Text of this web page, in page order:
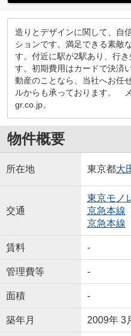
造りとデザインに関して、自
ションです。満足できる素敵
す。付近に駅が2駅あり、行
す。初期費用はカードで決済
動産のことなら、当社へお任
ルからも承っております。
gr.co.jp。
物件概要
所在地 東京都大
交通
東京モノ
京急本線 「
京急本線 「
賃料 -
管理費等 -
面積 -
築年月 2009年 3